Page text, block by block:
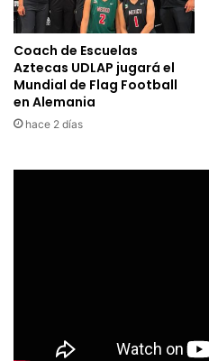
Coach de Escuelas
Aztecas UDLAP jugará el
Mundial de Flag Football
en Alemania
hace 2 días